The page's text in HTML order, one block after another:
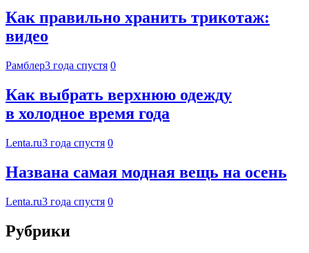
Как правильно хранить трикотаж:
видео
Рамблер3 года спустя 0
Как выбрать верхнюю одежду
в холодное время года
Lenta.ru3 года спустя 0
Названа самая модная вещь на осень
Lenta.ru3 года спустя 0
Рубрики